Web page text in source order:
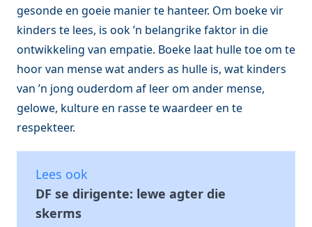
gesonde en goeie manier te hanteer. Om boeke vir
kinders te lees, is ook ’n belangrike faktor in die
ontwikkeling van empatie. Boeke laat hulle toe om te
hoor van mense wat anders as hulle is, wat kinders
van ’n jong ouderdom af leer om ander mense,
gelowe, kulture en rasse te waardeer en te
respekteer.
Lees ook
DF se dirigente: lewe agter die
skerms